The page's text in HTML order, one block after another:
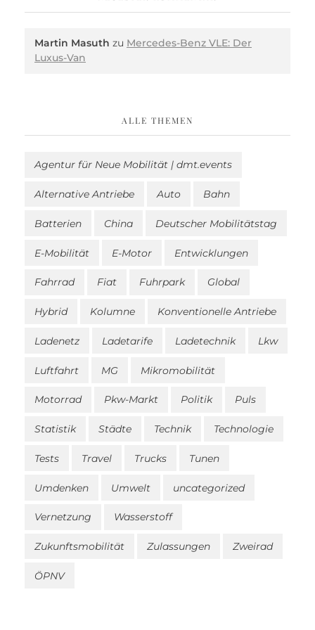
Martin Masuth zu Mercedes-Benz VLE: Der
Luxus-Van
ALLE THEMEN
Agentur für Neue Mobilität | dmt.events
Alternative Antriebe Auto Bahn
Batterien China Deutscher Mobilitätstag
E-Mobilität E-Motor Entwicklungen
Fahrrad Fiat Fuhrpark Global
Hybrid Kolumne Konventionelle Antriebe
Ladenetz Ladetarife Ladetechnik Lkw
Luftfahrt MG Mikromobilität
Motorrad Pkw-Markt Politik Puls
Statistik Städte Technik Technologie
Tests Travel Trucks Tunen
Umdenken Umwelt uncategorized
Vernetzung Wasserstoff
Zukunftsmobilität Zulassungen Zweirad
ÖPNV